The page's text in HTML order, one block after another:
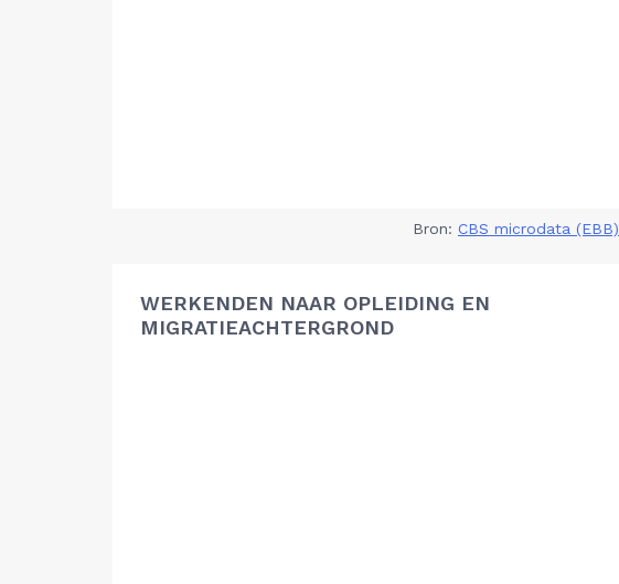
Bron: CBS microdata (EBB)
WERKENDEN NAAR OPLEIDING EN
MIGRATIEACHTERGROND